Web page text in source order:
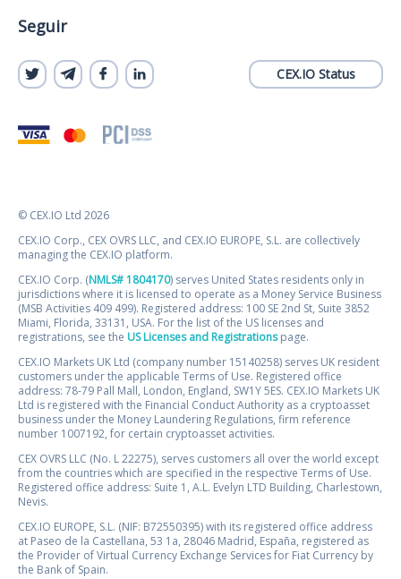
Seguir
CEX.IO Status
© CEX.IO Ltd 2026
CEX.IO Corp., CEX OVRS LLC, and CEX.IO EUROPE, S.L. are collectively
managing the CEX.IO platform.
CEX.IO Corp. (NMLS# 1804170) serves United States residents only in
jurisdictions where it is licensed to operate as a Money Service Business
(MSB Activities 409 499). Registered address: 100 SE 2nd St, Suite 3852
Miami, Florida, 33131, USA. For the list of the US licenses and
registrations, see the US Licenses and Registrationspage.
CEX.IO Markets UK Ltd (company number 15140258) serves UK resident
customers under the applicable Terms of Use. Registered office
address: 78-79 Pall Mall, London, England, SW1Y 5ES. CEX.IO Markets UK
Ltd is registered with the Financial Conduct Authority as a cryptoasset
business under the Money Laundering Regulations, firm reference
number 1007192, for certain cryptoasset activities.
CEX OVRS LLC (No. L 22275), serves customers all over the world except
from the countries which are specified in the respective Terms of Use.
Registered office address: Suite 1, A.L. Evelyn LTD Building, Charlestown,
Nevis.
CEX.IO EUROPE, S.L. (NIF: B72550395) with its registered office address
at Paseo de la Castellana, 53 1a, 28046 Madrid, España, registered as
the Provider of Virtual Currency Exchange Services for Fiat Currency by
the Bank of Spain.